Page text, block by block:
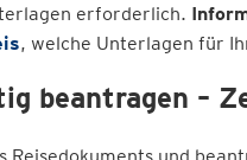
erforderlich.
, welche Unterlagen für
beantragen –